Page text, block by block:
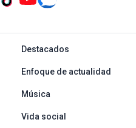
Tây ban nha
Destacados
Enfoque de actualidad
Música
Vida social